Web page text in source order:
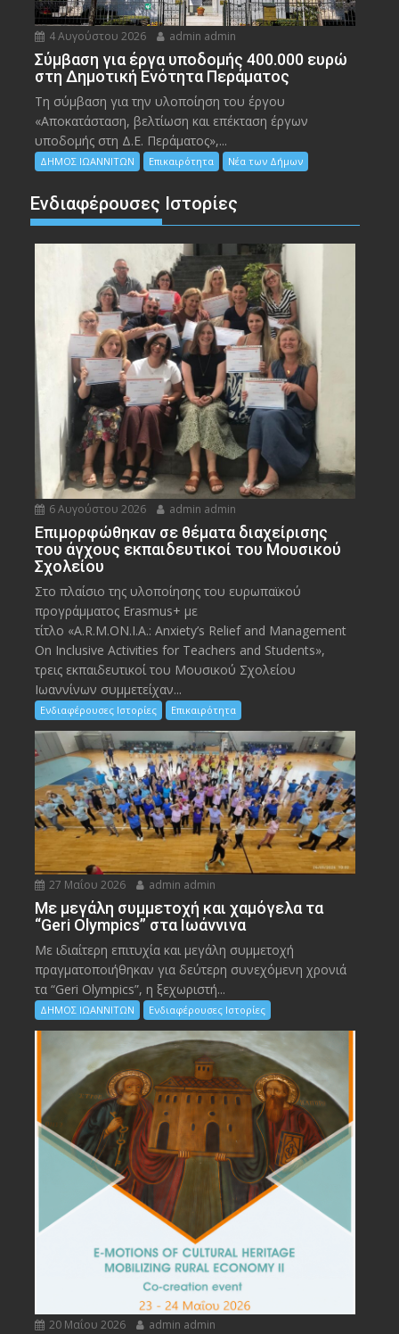
4 Αυγούστου 2026 admin admin
Σύμβαση για έργα υποδομής 400.000 ευρώ
στη Δημοτική Ενότητα Περάματος
Τη σύμβαση για την υλοποίηση του έργου
«Αποκατάσταση, βελτίωση και επέκταση έργων
υποδομής στη Δ.Ε. Περάματος»,...
ΔΗΜΟΣ ΙΩΑΝΝΙΤΩΝ Επικαιρότητα Νέα των Δήμων
Ενδιαφέρουσες Ιστορίες
6 Αυγούστου 2026 admin admin
Eπιμορφώθηκαν σε θέματα διαχείρισης
του άγχους εκπαιδευτικοί του Μουσικού
Σχολείου
Στο πλαίσιο της υλοποίησης του ευρωπαϊκού
προγράμματος Erasmus+ με
τίτλο «A.R.M.ON.I.A.: Anxiety’s Relief and Management
On Inclusive Activities for Teachers and Students»,
τρεις εκπαιδευτικοί του Μουσικού Σχολείου
Ιωαννίνων συμμετείχαν...
Ενδιαφέρουσες Ιστορίες Επικαιρότητα
27 Μαΐου 2026 admin admin
Με μεγάλη συμμετοχή και χαμόγελα τα
“Geri Olympics” στα Ιωάννινα
Με ιδιαίτερη επιτυχία και μεγάλη συμμετοχή
πραγματοποιήθηκαν για δεύτερη συνεχόμενη χρονιά
τα “Geri Olympics”, η ξεχωριστή...
ΔΗΜΟΣ ΙΩΑΝΝΙΤΩΝ Ενδιαφέρουσες Ιστορίες
20 Μαΐου 2026 admin admin